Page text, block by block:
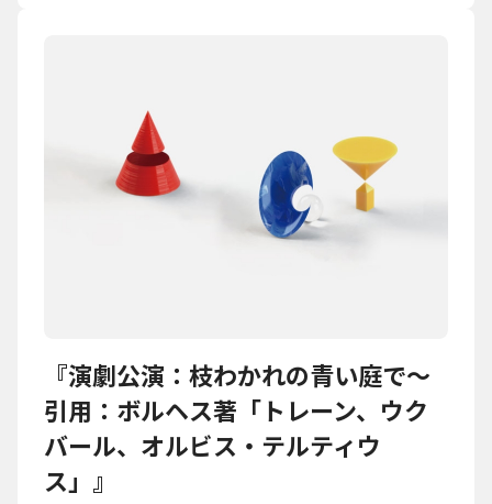
『演劇公演：枝わかれの青い庭で～
引用：ボルヘス著「トレーン、ウク
バール、オルビス・テルティウ
ス」』